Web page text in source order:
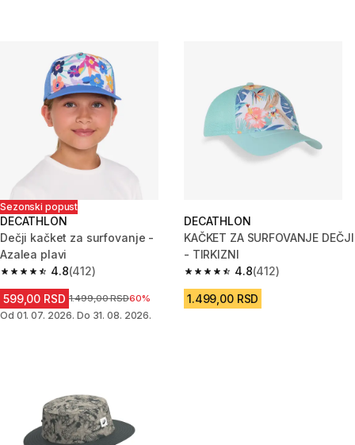
Sezonski popust
DECATHLON
Dečji kačket za surfovanje -
Azalea plavi
4.8
4.8 od 5 zvezdica from 412 Recenzije
(412)
599,00 RSD Cena pre sniženja
1.499,00 RSD60%
Od 01. 07. 2026. Do 31. 08. 2026.
DECATHLON
KAČKET ZA SURFOVANJE DEČJI
- TIRKIZNI
4.8
4.8 od 5 zvezdica from 412
(412)
1.499,00 RSD